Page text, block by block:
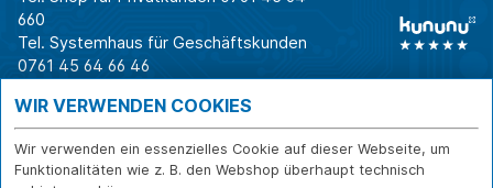
660
Tel. Systemhaus für Geschäftskunden
0761 45 64 66 46
Warum CAB
Für Business-
Entscheider
Für IT-Leiter
IT für
IT-Security
IT-Infrastruktur
IT-Beratung und
Service
Reparatur
WIR VERWENDEN COOKIES
Wir verwenden ein essenzielles Cookie auf dieser Webseite, um
Funktionalitäten wie z. B. den Webshop überhaupt technisch